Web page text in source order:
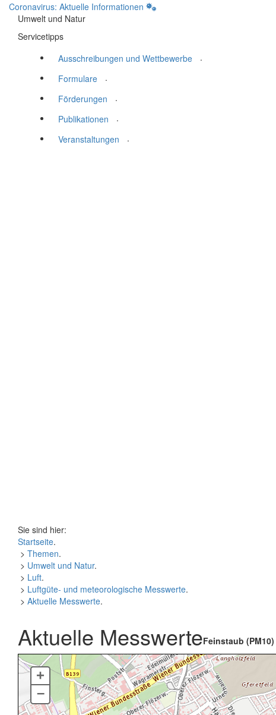
Coronavirus: Aktuelle Informationen
Umwelt und Natur
Servicetipps
Ausschreibungen und Wettbewerbe
.
Formulare
.
Förderungen
.
Publikationen
.
Veranstaltungen
.
Sie sind hier:
Startseite.
> Themen.
> Umwelt und Natur.
> Luft.
> Luftgüte- und meteorologische Messwerte.
> Aktuelle Messwerte.
Aktuelle MesswerteFeinstaub (PM10)
+
–